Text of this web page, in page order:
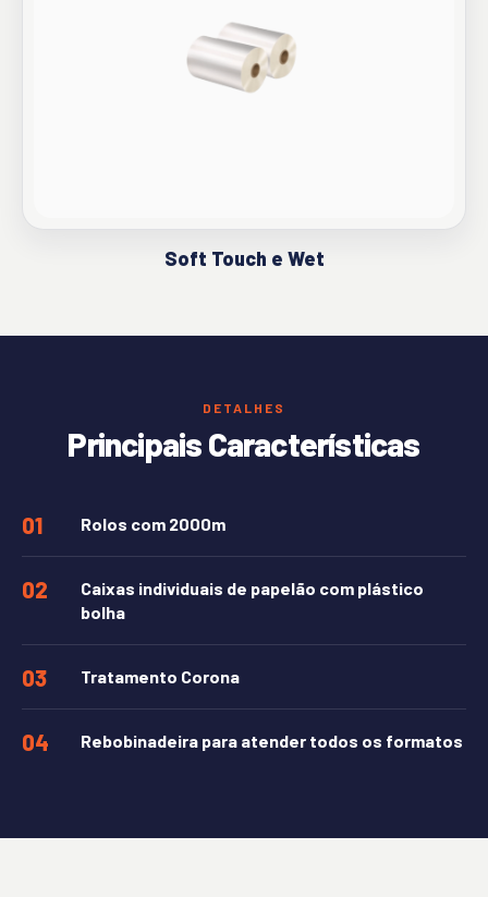
Soft Touch e Wet
DETALHES
Principais Características
01 Rolos com 2000m
02
Caixas individuais de papelão com plástico
bolha
03 Tratamento Corona
04 Rebobinadeira para atender todos os formatos